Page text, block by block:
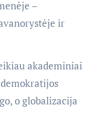
–
ir
akademiniai
o globalizacija